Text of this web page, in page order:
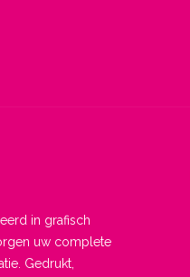
in grafisch
uw complete
Gedrukt,